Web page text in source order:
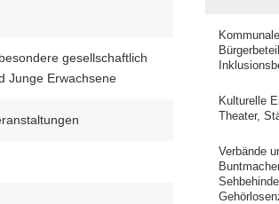
gesellschaftlich
Junge Erwachsene
Kulturelle
Theater,
Verbände